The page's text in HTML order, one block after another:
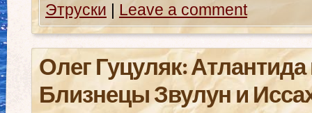
Этруски | Leave a comment
Олег Гуцуляк:
Близнецы Звулун и